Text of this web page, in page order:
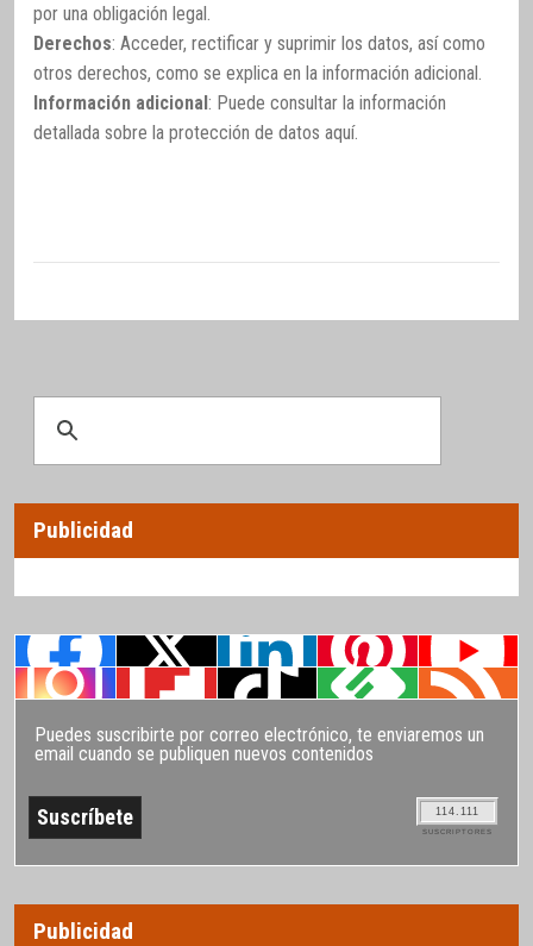
por una obligación legal.
Derechos: Acceder, rectificar y suprimir los datos, así como
otros derechos, como se explica en la información adicional.
Información adicional: Puede consultar la información
detallada sobre la protección de datos aquí.
Publicidad
Puedes suscribirte por correo electrónico, te enviaremos un
email cuando se publiquen nuevos contenidos
114.111
SUSCRIPTORES
Publicidad